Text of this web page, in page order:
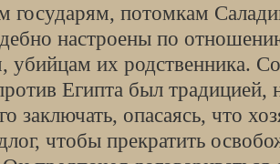
государям, потомкам
настроены по
убийцам их родственника.
Египта был
заключать, опасаясь, что
чтобы прекратить